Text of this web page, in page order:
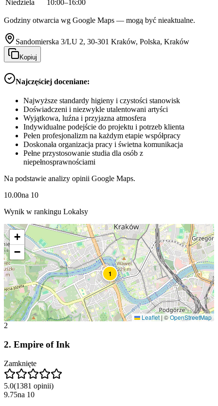
Niedziela
10:00–16:00
Godziny otwarcia wg Google Maps — mogą być nieaktualne.
Sandomierska 3/LU 2, 30-301 Kraków, Polska, Kraków
Kopiuj
Najczęściej doceniane:
Najwyższe standardy higieny i czystości stanowisk
Doświadczeni i niezwykle utalentowani artyści
Wyjątkowa, luźna i przyjazna atmosfera
Indywidualne podejście do projektu i potrzeb klienta
Pełen profesjonalizm na każdym etapie współpracy
Doskonała organizacja pracy i świetna komunikacja
Pełne przystosowanie studia dla osób z
niepełnosprawnościami
Na podstawie analizy opinii Google Maps.
10.00na 10
Wynik w rankingu Lokalsy
1
+
−
Leaflet | ©OpenStreetMap
2
2. Empire of Ink
Zamknięte
5.0(1381 opinii)
9.75na 10